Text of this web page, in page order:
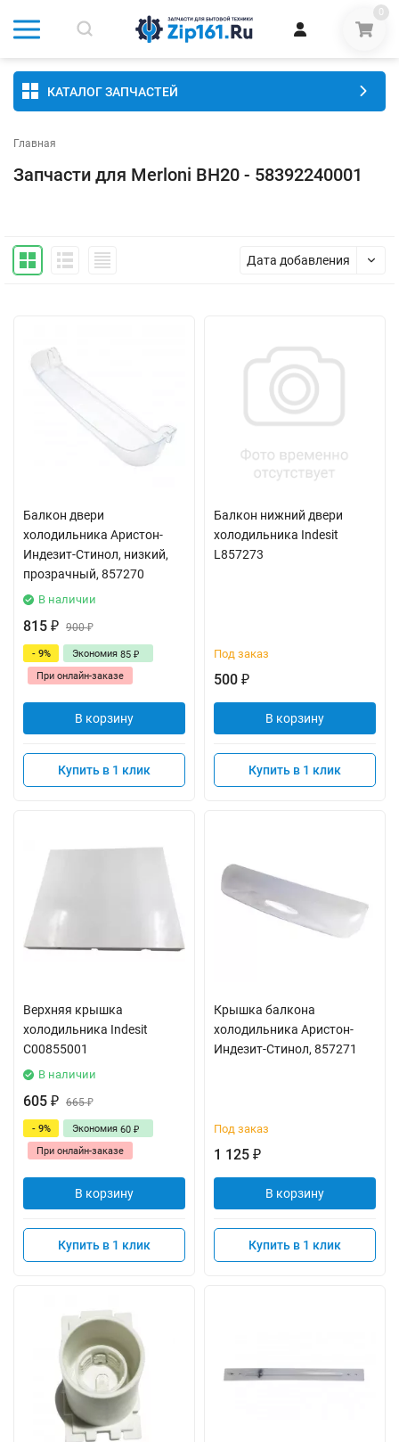
0
КАТАЛОГ ЗАПЧАСТЕЙ
Главная
Запчасти для Merloni BH20 - 58392240001
Дата добавления
Балкон двери
холодильника Аристон-
Индезит-Стинол, низкий,
прозрачный, 857270
В наличии
815 ₽ 900₽
- 9% Экономия 85 ₽
При онлайн-заказе
В корзину
Купить в 1 клик
Балкон нижний двери
холодильника Indesit
L857273
Под заказ
500 ₽
В корзину
Купить в 1 клик
Верхняя крышка
холодильника Indesit
C00855001
В наличии
605 ₽ 665₽
- 9% Экономия 60 ₽
При онлайн-заказе
В корзину
Купить в 1 клик
Крышка балкона
холодильника Аристон-
Индезит-Стинол, 857271
Под заказ
1 125 ₽
В корзину
Купить в 1 клик